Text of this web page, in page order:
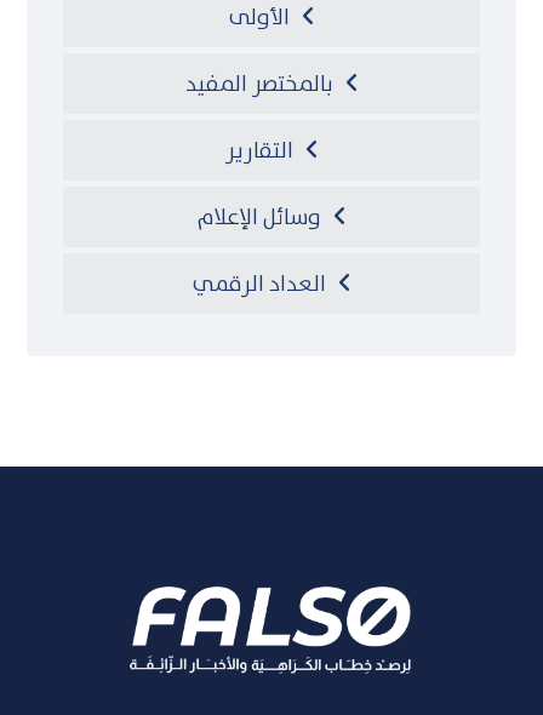
الأولى
بالمختصر المفيد
التقارير
وسائل الإعلام
العداد الرقمي